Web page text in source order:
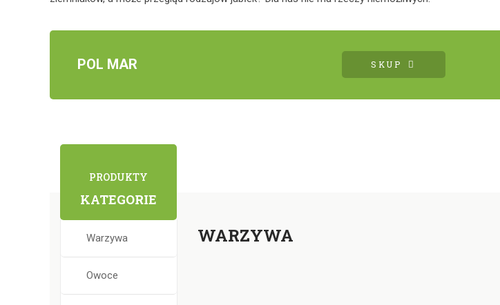
POL MAR SKUP
PRODUKTY
KATEGORIE
WARZYWA
Warzywa
Owoce